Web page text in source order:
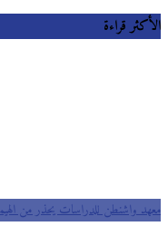
الأكثر قراءة
معهد واشنطن للدراسات يحذر من الهيمنة